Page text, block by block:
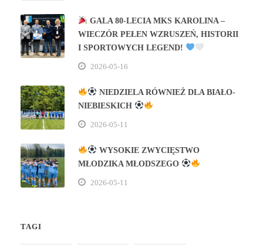
GALA 80‑LECIA MKS KAROLINA –
WIECZÓR PEŁEN WZRUSZEŃ, HISTORII
I SPORTOWYCH LEGEND!
2026-05-16
NIEDZIELA RÓWNIEŻ DLA BIAŁO-
NIEBIESKICH
2026-05-11
WYSOKIE ZWYCIĘSTWO
MŁODZIKA MŁODSZEGO
2026-05-11
TAGI